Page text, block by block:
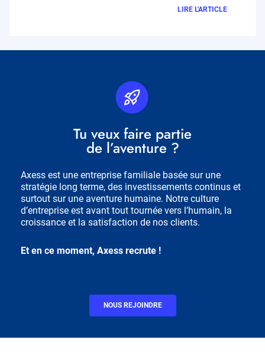
LIRE L'ARTICLE
Titre
Bloc
Tu veux faire partie
de l’aventure ?
Description
Axess est une entreprise familiale basée sur une
stratégie long terme, des investissements continus et
surtout sur une aventure humaine. Notre culture
d’entreprise est avant tout tournée vers l’humain, la
croissance et la satisfaction de nos clients.
Et en ce moment, Axess recrute !
NOUS REJOINDRE